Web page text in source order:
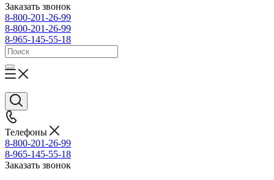
Заказать звонок
8-800-201-26-99
8-800-201-26-99
8-965-145-55-18
Телефоны
8-800-201-26-99
8-965-145-55-18
Заказать звонок